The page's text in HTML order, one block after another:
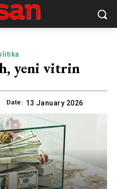
yeni vitrin
Date: 13 January 2026